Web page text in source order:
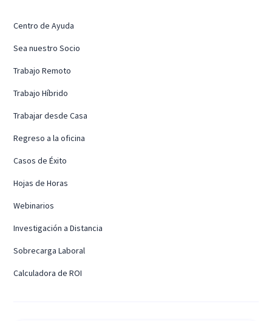
Centro de Ayuda
Sea nuestro Socio
Trabajo Remoto
Trabajo Híbrido
Trabajar desde Casa
Regreso a la oficina
Casos de Éxito
Hojas de Horas
Webinarios
Investigación a Distancia
Sobrecarga Laboral
Calculadora de ROI